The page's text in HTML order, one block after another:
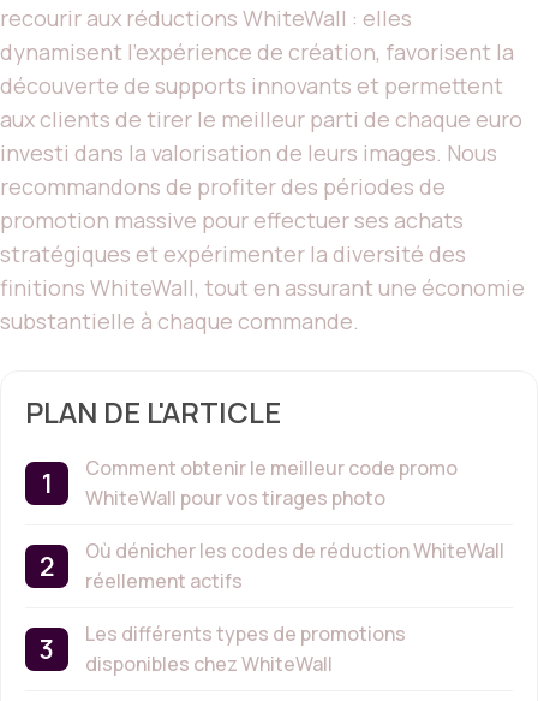
recourir aux réductions WhiteWall : elles
dynamisent l’expérience de création, favorisent la
découverte de supports innovants et permettent
aux clients de tirer le meilleur parti de chaque euro
investi dans la valorisation de leurs images. Nous
recommandons de profiter des périodes de
promotion massive pour effectuer ses achats
stratégiques et expérimenter la diversité des
finitions WhiteWall, tout en assurant une économie
substantielle à chaque commande.
PLAN DE L'ARTICLE
Comment obtenir le meilleur code promo
WhiteWall pour vos tirages photo
Où dénicher les codes de réduction WhiteWall
réellement actifs
Les différents types de promotions
disponibles chez WhiteWall